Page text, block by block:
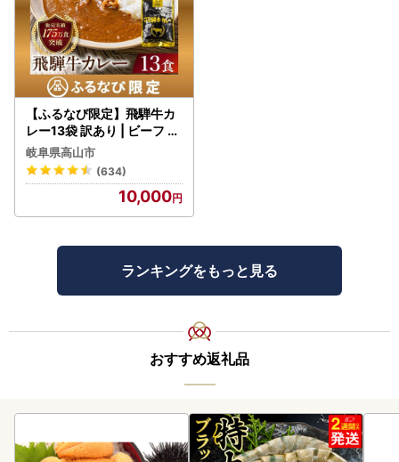
【ふるなび限定】飛騨牛カ
レー13袋 訳あり | ビーフ レ
トルト 訳あり DC006-CP
01 FN-Limited-VO
岐阜県高山市
(634)
10,000
ランキングをもっと見る
おすすめ返礼品